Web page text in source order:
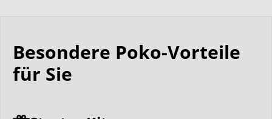
Besondere Poko-Vorteile
für Sie